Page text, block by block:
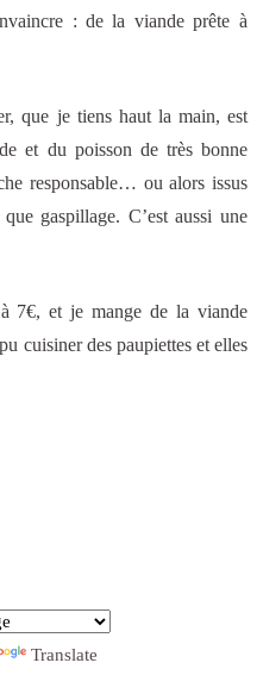
: de la viande prête à
que je tiens haut la main, est
et du poisson de très bonne
responsable… ou alors issus
gaspillage. C’est aussi une
7€, et je mange de la viande
cuisiner des paupiettes et elles
Translate